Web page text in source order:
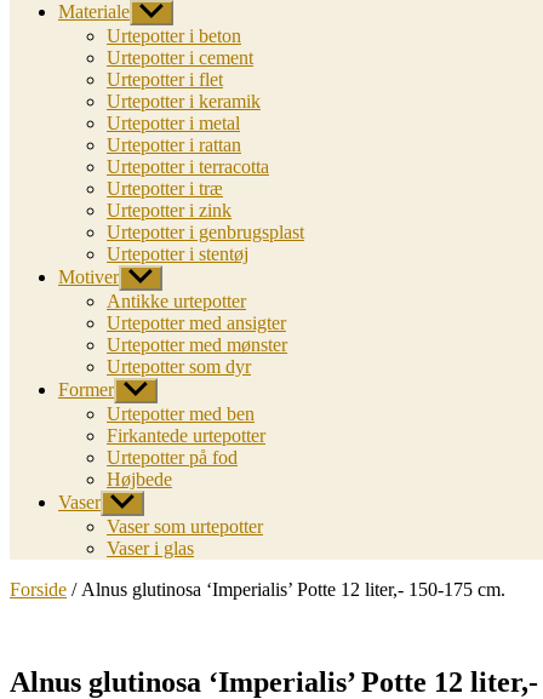
Materiale Vis
undermenu
Urtepotter i beton
Urtepotter i cement
Urtepotter i flet
Urtepotter i keramik
Urtepotter i metal
Urtepotter i rattan
Urtepotter i terracotta
Urtepotter i træ
Urtepotter i zink
Urtepotter i genbrugsplast
Urtepotter i stentøj
Motiver Vis
undermenu
Antikke urtepotter
Urtepotter med ansigter
Urtepotter med mønster
Urtepotter som dyr
Former Vis
undermenu
Urtepotter med ben
Firkantede urtepotter
Urtepotter på fod
Højbede
Vaser Vis
undermenu
Vaser som urtepotter
Vaser i glas
Forside / Alnus glutinosa ‘Imperialis’ Potte 12 liter,- 150-175 cm.
Alnus glutinosa ‘Imperialis’ Potte 12 liter,-